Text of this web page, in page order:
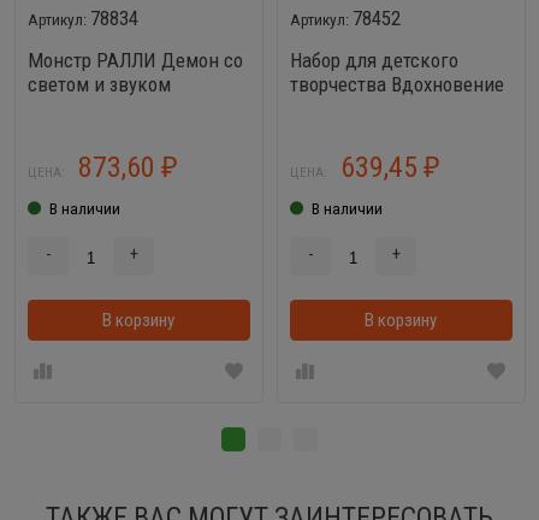
78834
Монстр РАЛЛИ Демон со
светом и звуком
ЦЕНА: 873,60 ₽
В наличии
- +
В корзину В корзинке
78452
Набор для детского
творчества Вдохновение
ЦЕНА: 639,45 ₽
В наличии
- +
В корзину